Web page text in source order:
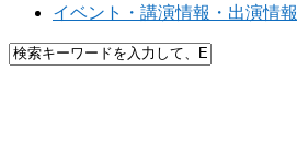
イベント・講演情報・出演情報